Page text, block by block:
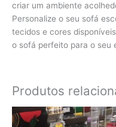
criar um ambiente
Personalize o seu sofá
tecidos e cores
o sofá perfeito para o seu
Produtos